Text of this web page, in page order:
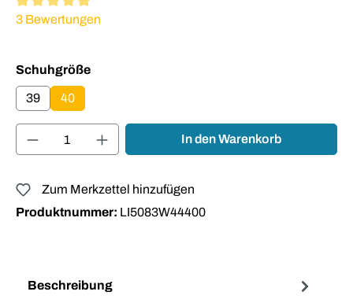
Durchschnittliche Bewertung von 5 von 5 Sternen
3 Bewertungen
Schuhgrößeauswählen
39 40
Produkt Anzahl: Gib den gewünschten
In den Warenkorb
Zum Merkzettel hinzufügen
Produktnummer: LI5083W44400
Beschreibung